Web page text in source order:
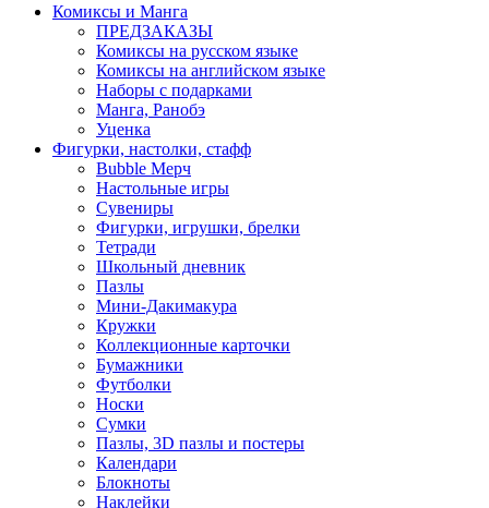
Комиксы и Манга
ПРЕДЗАКАЗЫ
Комиксы на русском языке
Комиксы на английском языке
Наборы с подарками
Манга, Ранобэ
Уценка
Фигурки, настолки, стафф
Bubble Мерч
Настольные игры
Сувениры
Фигурки, игрушки, брелки
Тетради
Школьный дневник
Пазлы
Мини-Дакимакура
Кружки
Коллекционные карточки
Бумажники
Футболки
Носки
Сумки
Пазлы, 3D пазлы и постеры
Календари
Блокноты
Наклейки